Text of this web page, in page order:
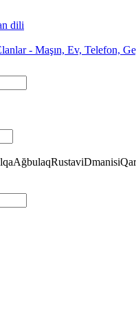
dili
AğbulaqRustaviDmanisi